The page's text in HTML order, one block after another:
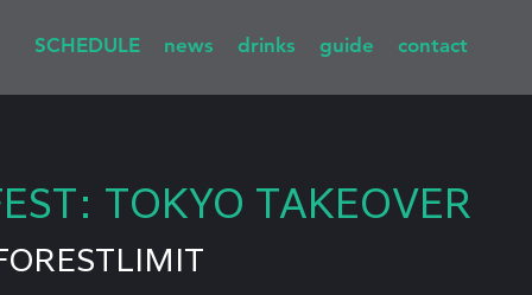
SCHEDULE news drinks guide contact
TOKYO TAKEOVER